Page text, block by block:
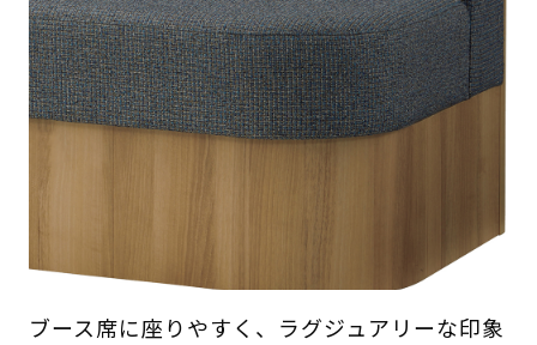
ブース席に座りやすく、ラグジュアリーな印象